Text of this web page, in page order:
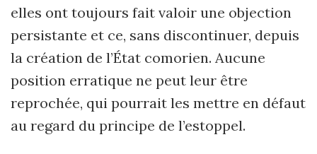
elles ont toujours fait valoir une objection
persistante et ce, sans discontinuer, depuis
la création de l’État comorien. Aucune
position erratique ne peut leur être
reprochée, qui pourrait les mettre en défaut
au regard du principe de l’estoppel.